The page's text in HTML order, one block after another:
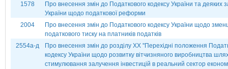
1578
Про внесення змін до Податкового кодексу України та деяких
України щодо податкової реформи
2004
Про внесення змін до Податкового кодексу України щодо
податкового тиску на платників податків
2554а-д
Про внесення змін до розділу ХХ ''Перехідні положення
кодексу України щодо розвитку вітчизняного виробництва
стимулювання залучення інвестицій в реальний сектор